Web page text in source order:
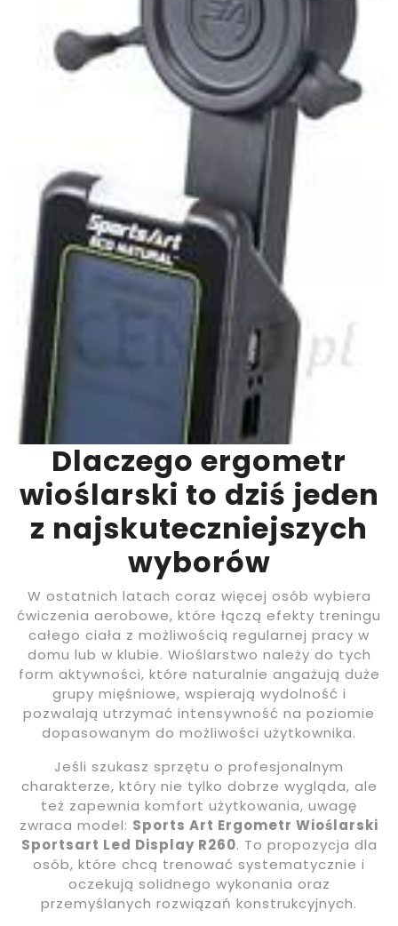
Dlaczego ergometr
wioślarski to dziś jeden
z najskuteczniejszych
wyborów
W ostatnich latach coraz więcej osób wybiera
ćwiczenia aerobowe, które łączą efekty treningu
całego ciała z możliwością regularnej pracy w
domu lub w klubie. Wioślarstwo należy do tych
form aktywności, które naturalnie angażują duże
grupy mięśniowe, wspierają wydolność i
pozwalają utrzymać intensywność na poziomie
dopasowanym do możliwości użytkownika.
Jeśli szukasz sprzętu o profesjonalnym
charakterze, który nie tylko dobrze wygląda, ale
też zapewnia komfort użytkowania, uwagę
zwraca model: Sports Art Ergometr Wioślarski
Sportsart Led Display R260. To propozycja dla
osób, które chcą trenować systematycznie i
oczekują solidnego wykonania oraz
przemyślanych rozwiązań konstrukcyjnych.